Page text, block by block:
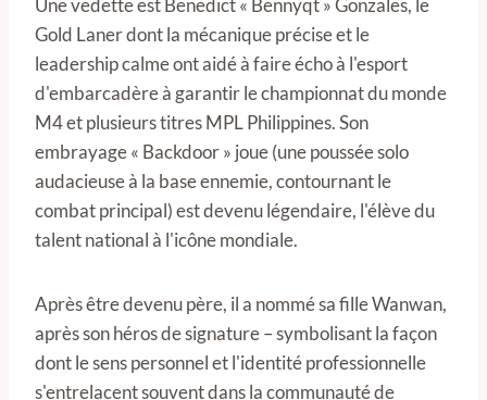
Une vedette est Benedict « Bennyqt » Gonzales, le
Gold Laner dont la mécanique précise et le
leadership calme ont aidé à faire écho à l'esport
d'embarcadère à garantir le championnat du monde
M4 et plusieurs titres MPL Philippines. Son
embrayage « Backdoor » joue (une poussée solo
audacieuse à la base ennemie, contournant le
combat principal) est devenu légendaire, l'élève du
talent national à l'icône mondiale.
Après être devenu père, il a nommé sa fille Wanwan,
après son héros de signature – symbolisant la façon
dont le sens personnel et l'identité professionnelle
s'entrelacent souvent dans la communauté de